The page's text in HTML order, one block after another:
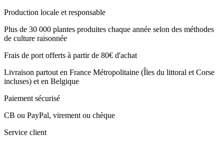
Production locale et responsable
Plus de 30 000 plantes produites chaque année selon des méthodes
de culture raisonnée
Frais de port offerts à partir de 80€ d'achat
Livraison partout en France Métropolitaine (Îles du littoral et Corse
incluses) et en Belgique
Paiement sécurisé
CB ou PayPal, virement ou chèque
Service client